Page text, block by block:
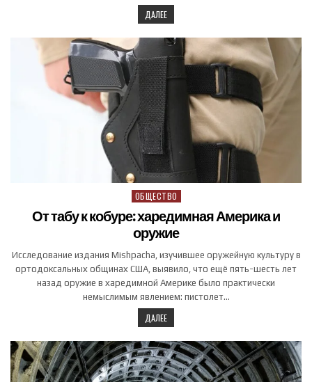
ДАЛЕЕ
Posted in
ОБЩЕСТВО
От табу к кобуре: харедимная Америка и
оружие
Исследование издания Mishpacha, изучившее оружейную культуру в
ортодоксальных общинах США, выявило, что ещё пять-шесть лет
назад оружие в харедимной Америке было практически
немыслимым явлением: пистолет…
ДАЛЕЕ